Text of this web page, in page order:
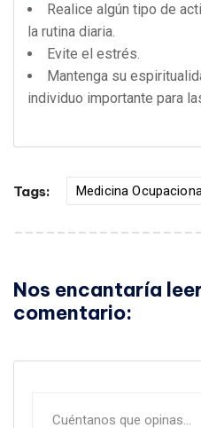
Realice algún tipo de
la rutina diaria.
Evite el estrés.
Mantenga su
individuo importante para
Tags: Medicina
Nos encantaría
comentario: